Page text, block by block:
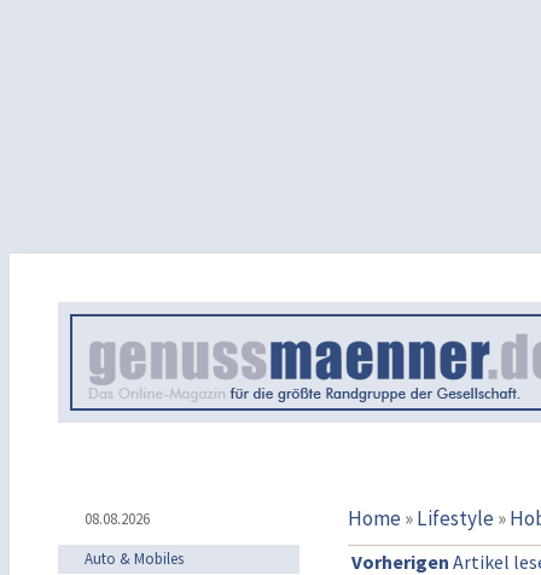
08.08.2026 Home»Lifestyle»
Auto & Mobiles
Vorherigen Artikel